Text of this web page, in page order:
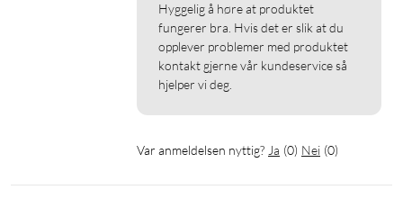
Hyggelig å høre at produktet
fungerer bra. Hvis det er slik at du
opplever problemer med produktet
kontakt gjerne vår kundeservice så
hjelper vi deg.
Var anmeldelsen nyttig? Ja (0) Nei (0)